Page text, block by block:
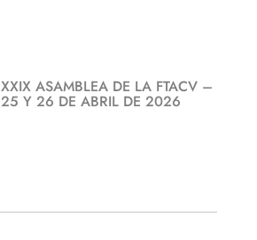
XXIX ASAMBLEA DE LA FTACV –
25 Y 26 DE ABRIL DE 2026